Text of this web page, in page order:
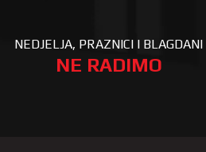
NEDJELJA, PRAZNICI I BLAGDANI
NE RADIMO